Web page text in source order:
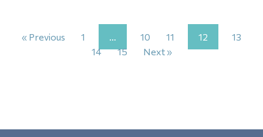
« Previous 1 … 10 11 12
13
14
15 Next »